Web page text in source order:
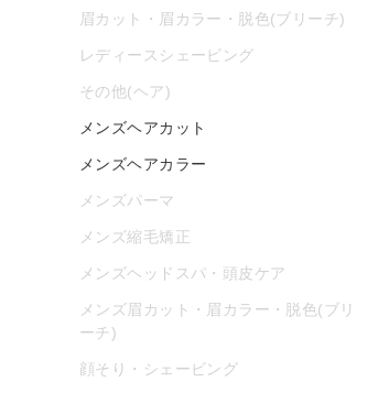
眉カット・眉カラー・脱色(ブリーチ)
レディースシェービング
その他(ヘア)
メンズヘアカット
メンズヘアカラー
メンズパーマ
メンズ縮毛矯正
メンズヘッドスパ・頭皮ケア
メンズ眉カット・眉カラー・脱色(ブリ
ーチ)
顔そり・シェービング